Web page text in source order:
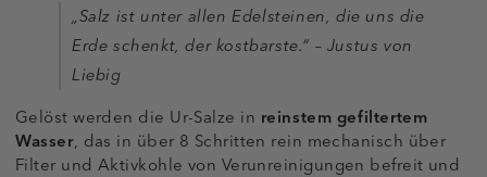
„Salz ist unter allen Edelsteinen, die uns die
Erde schenkt, der kostbarste.“ – Justus von
Liebig
Gelöst werden die Ur-Salze in reinstem gefiltertem
Wasser, das in über 8 Schritten rein mechanisch über
Filter und Aktivkohle von Verunreinigungen befreit und